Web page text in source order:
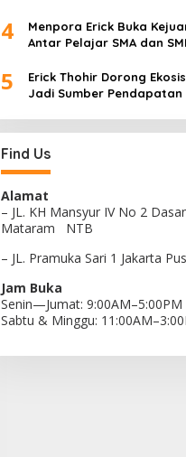
4
Menpora Erick Buka
Antar Pelajar SMA dan
5
Erick Thohir Dorong
Jadi Sumber Pendapatan
Find Us
Alamat
– JL. KH Mansyur IV No 2
Mataram NTB
– JL. Pramuka Sari 1 Jakarta
Jam Buka
Senin—Jumat: 9:00AM–5:00PM
Sabtu & Minggu: